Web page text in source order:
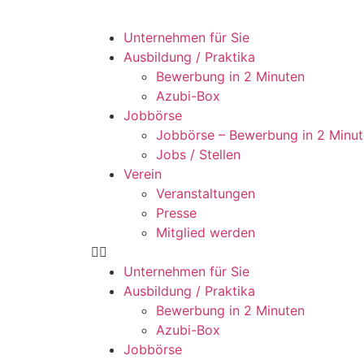
Unternehmen für Sie
Ausbildung / Praktika
Bewerbung in 2 Minuten
Azubi-Box
Jobbörse
Jobbörse – Bewerbung in 2
Jobs / Stellen
Verein
Veranstaltungen
Presse
Mitglied werden
Unternehmen für Sie
Ausbildung / Praktika
Bewerbung in 2 Minuten
Azubi-Box
Jobbörse